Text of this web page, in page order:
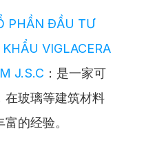
PHẦN ĐẦU TƯ
VIGLACERA
J.S.C ：是一家可
在玻璃等建筑材料
的经验。